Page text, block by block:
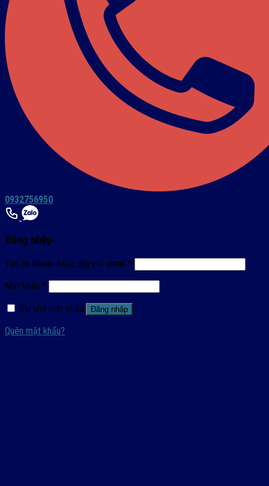
0932756950
Đăng nhập
Tên tài khoản hoặc địa chỉ email *
Mật khẩu *
Ghi nhớ mật khẩu
Đăng nhập
Quên mật khẩu?